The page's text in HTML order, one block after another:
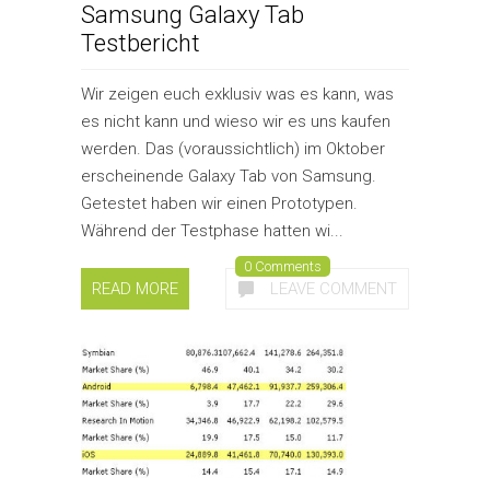
Samsung Galaxy Tab
Testbericht
Wir zeigen euch exklusiv was es kann, was
es nicht kann und wieso wir es uns kaufen
werden. Das (voraussichtlich) im Oktober
erscheinende Galaxy Tab von Samsung.
Getestet haben wir einen Prototypen.
Während der Testphase hatten wi...
READ MORE
0 Comments
LEAVE COMMENT